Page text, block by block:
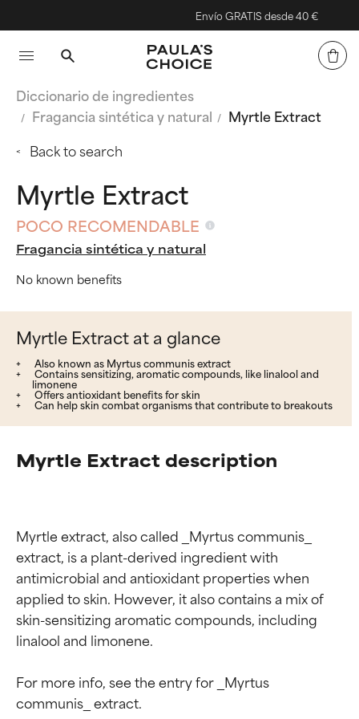
Envío GRATIS desde 40 €
Diccionario de ingredientes
Fragancia sintética y natural
Myrtle Extract
Back to search
Myrtle Extract
POCO RECOMENDABLE
Fragancia sintética y natural
No known benefits
Myrtle Extract at a glance
Also known as Myrtus communis extract
Contains sensitizing, aromatic compounds, like linalool and
limonene
Offers antioxidant benefits for skin
Can help skin combat organisms that contribute to breakouts
Myrtle Extract description
Myrtle extract, also called _Myrtus communis_
extract, is a plant-derived ingredient with
antimicrobial and antioxidant properties when
applied to skin. However, it also contains a mix of
skin-sensitizing aromatic compounds, including
linalool and limonene.
For more info, see the entry for _Myrtus